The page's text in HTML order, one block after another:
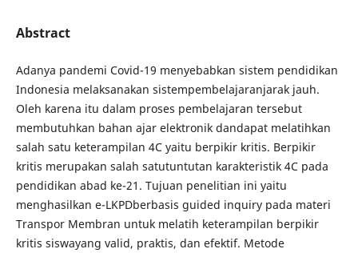
Abstract
Adanya pandemi Covid-19 menyebabkan sistem pendidikan
Indonesia melaksanakan sistempembelajaranjarak jauh.
Oleh karena itu dalam proses pembelajaran tersebut
membutuhkan bahan ajar elektronik dandapat melatihkan
salah satu keterampilan 4C yaitu berpikir kritis. Berpikir
kritis merupakan salah satutuntutan karakteristik 4C pada
pendidikan abad ke-21. Tujuan penelitian ini yaitu
menghasilkan e-LKPDberbasis guided inquiry pada materi
Transpor Membran untuk melatih keterampilan berpikir
kritis siswayang valid, praktis, dan efektif. Metode